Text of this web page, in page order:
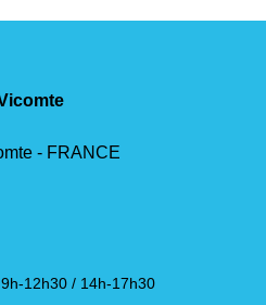
- FRANCE
12h30 / 14h-17h30